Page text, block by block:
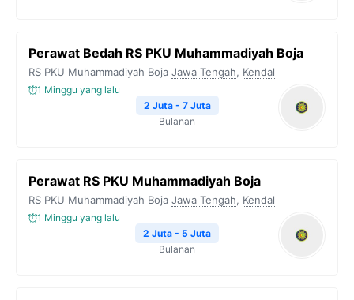
Perawat Bedah RS PKU Muhammadiyah Boja
RS PKU Muhammadiyah Boja Jawa Tengah, Kendal
1 Minggu yang lalu
2 Juta - 7 Juta
Bulanan
Perawat RS PKU Muhammadiyah Boja
RS PKU Muhammadiyah Boja Jawa Tengah, Kendal
1 Minggu yang lalu
2 Juta - 5 Juta
Bulanan